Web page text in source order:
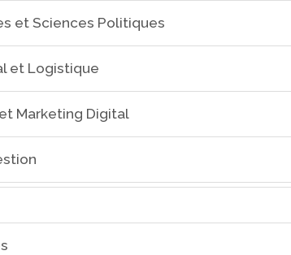
et Sciences Politiques
et Logistique
Marketing Digital